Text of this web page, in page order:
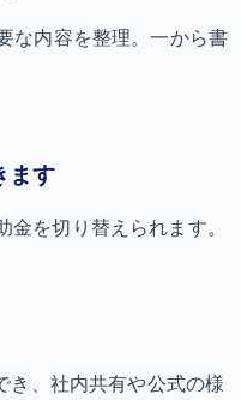
な内容を整理。一から書
ます
を切り替えられます。
き、社内共有や公式の様